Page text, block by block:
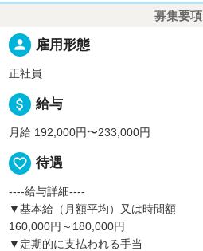
募集要項
person 雇用形態
正社員
attach_money 給与
月給 192,000円〜233,000円
favorite_border 待遇
----給与詳細----
▼基本給（月額平均）又は時間額
160,000円～180,000円
▼定期的に支払われる手当